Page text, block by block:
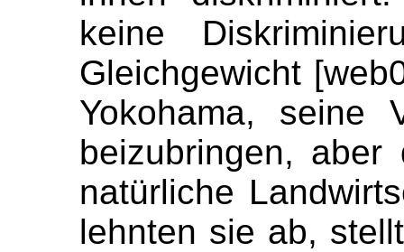
keine
Gleichgewicht
Yokohama, seine
beizubringen, aber
natürliche
lehnten sie ab,